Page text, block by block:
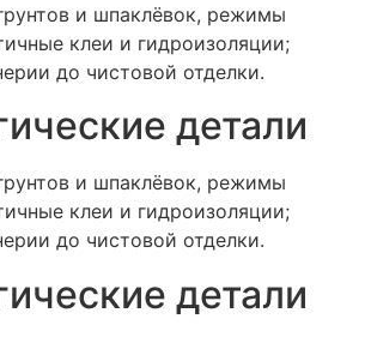
и шпаклёвок, режимы
клеи и гидроизоляции;
до чистовой отделки.
детали
и шпаклёвок, режимы
клеи и гидроизоляции;
до чистовой отделки.
детали